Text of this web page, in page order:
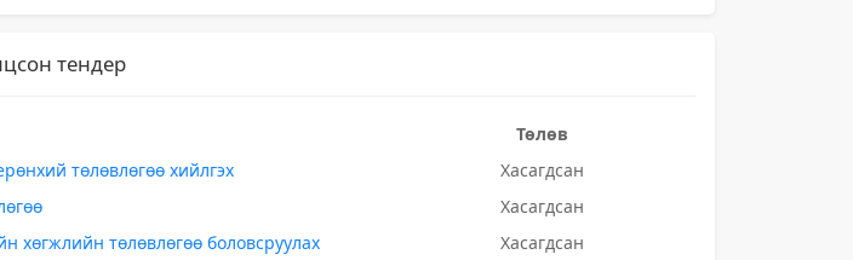
тендер
Төлөв
төлөвлөгөө хийлгэх
Хасагдсан
Хасагдсан
хөгжлийн төлөвлөгөө боловсруулах
Хасагдсан